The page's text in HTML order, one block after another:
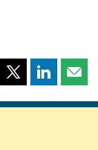
Partager
page
Partager
page page